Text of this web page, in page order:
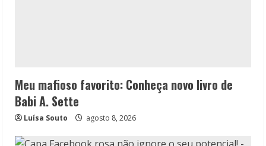
Meu mafioso favorito: Conheça novo livro de
Babi A. Sette
Luísa Souto agosto 8, 2026